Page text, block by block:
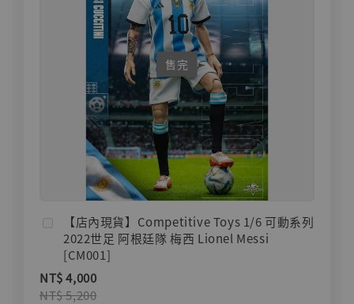
售完
【店內現貨】Competitive Toys 1/6 可動系列
2022世足 阿根廷隊 梅西 Lionel Messi
[CM001]
NT$ 4,000
NT$ 5,200